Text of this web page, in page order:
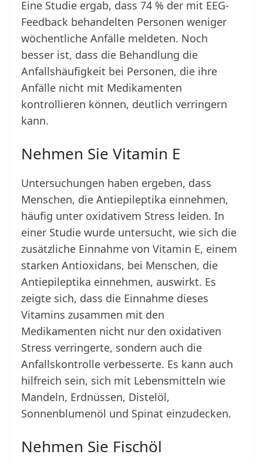
Eine Studie ergab, dass 74 % der mit EEG-
Feedback behandelten Personen weniger
wöchentliche Anfälle meldeten. Noch
besser ist, dass die Behandlung die
Anfallshäufigkeit bei Personen, die ihre
Anfälle nicht mit Medikamenten
kontrollieren können, deutlich verringern
kann.
Nehmen Sie Vitamin E
Untersuchungen haben ergeben, dass
Menschen, die Antiepileptika einnehmen,
häufig unter oxidativem Stress leiden. In
einer Studie wurde untersucht, wie sich die
zusätzliche Einnahme von Vitamin E, einem
starken Antioxidans, bei Menschen, die
Antiepileptika einnehmen, auswirkt. Es
zeigte sich, dass die Einnahme dieses
Vitamins zusammen mit den
Medikamenten nicht nur den oxidativen
Stress verringerte, sondern auch die
Anfallskontrolle verbesserte. Es kann auch
hilfreich sein, sich mit Lebensmitteln wie
Mandeln, Erdnüssen, Distelöl,
Sonnenblumenöl und Spinat einzudecken.
Nehmen Sie Fischöl